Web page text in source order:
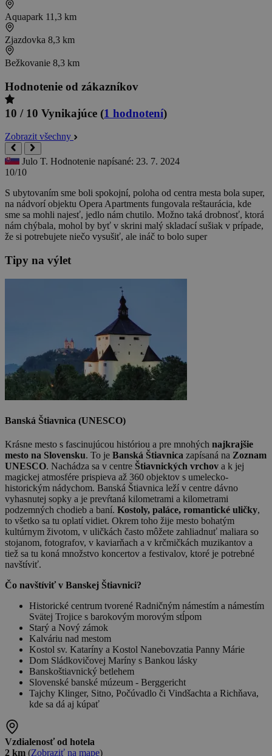
Aquapark 11,3 km
Zjazdovka 8,3 km
Bežkovanie 8,3 km
Hodnotenie od zákazníkov
10 / 10 Vynikajúce (1 hodnotení)
Zobrazit všechny
Julo T. Hodnotenie napísané: 23. 7. 2024
10/10
S ubytovaním sme boli spokojní, poloha od centra mesta bola super,
na nádvorí objektu Opera Apartments fungovala reštaurácia, kde
sme sa mohli najesť, jedlo nám chutilo. Možno taká drobnosť, ktorá
nám chýbala, mohol by byť v skrini malý skladací sušiak v prípade,
že si potrebujete niečo vysušiť, ale ináč to bolo super
Tipy na výlet
Banská Štiavnica (UNESCO)
Krásne mesto s fascinujúcou históriou a pre mnohých najkrajšie
mesto na Slovensku. To je Banská Štiavnica zapísaná na Zoznam
UNESCO. Nachádza sa v centre Štiavnických vrchov a k jej
magickej atmosfére prispieva až 360 objektov s umelecko-
historickým nádychom. Banská Štiavnica leží v centre dávno
vyhasnutej sopky a je prevŕtaná kilometrami a kilometrami
podzemných chodieb a baní. Kostoly, paláce, romantické uličky,
to všetko sa tu oplatí vidiet. Okrem toho žije mesto bohatým
kultúrnym životom, v uličkách často môžete zahliadnuť maliara so
stojanom, fotografov, v kaviarňach a v krčmičkách muzikantov a
tiež sa tu koná množstvo koncertov a festivalov, ktoré je potrebné
navštíviť.
Čo navštíviť v Banskej Štiavnici?
Historické centrum tvorené Radničným námestím a námestím
Svätej Trojice s barokovým morovým stĺpom
Starý a Nový zámok
Kalváriu nad mestom
Kostol sv. Kataríny a Kostol Nanebovzatia Panny Márie
Dom Sládkovičovej Maríny s Bankou lásky
Banskoštiavnický betlehem
Slovenské banské múzeum - Berggericht
Tajchy Klinger, Sitno, Počúvadlo či Vindšachta a Richňava,
kde sa dá aj kúpať
Vzdialenosť od hotela
2 km (Zobraziť na mape)